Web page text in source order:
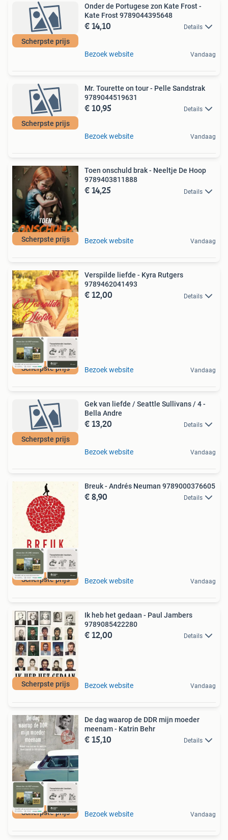
Scherpste prijs
Onder de Portugese zon Kate Frost -
Kate Frost 9789044395648
€ 14,10 Details
Bezoek website Vandaag
Scherpste prijs
Mr. Tourette on tour - Pelle Sandstrak
9789044519631
€ 10,95 Details
Bezoek website Vandaag
Scherpste prijs
Toen onschuld brak - Neeltje De Hoop
9789403811888
€ 14,25 Details
Bezoek website Vandaag
Scherpste prijs
Verspilde liefde - Kyra Rutgers
9789462041493
€ 12,00 Details
Bezoek website Vandaag
Scherpste prijs
Gek van liefde / Seattle Sullivans / 4 -
Bella Andre
€ 13,20 Details
Bezoek website Vandaag
Scherpste prijs
Breuk - Andrés Neuman 9789000376605
€ 8,90 Details
Bezoek website Vandaag
Scherpste prijs
Ik heb het gedaan - Paul Jambers
9789085422280
€ 12,00 Details
Bezoek website Vandaag
Scherpste prijs
De dag waarop de DDR mijn moeder
meenam - Katrin Behr
€ 15,10 Details
Bezoek website Vandaag